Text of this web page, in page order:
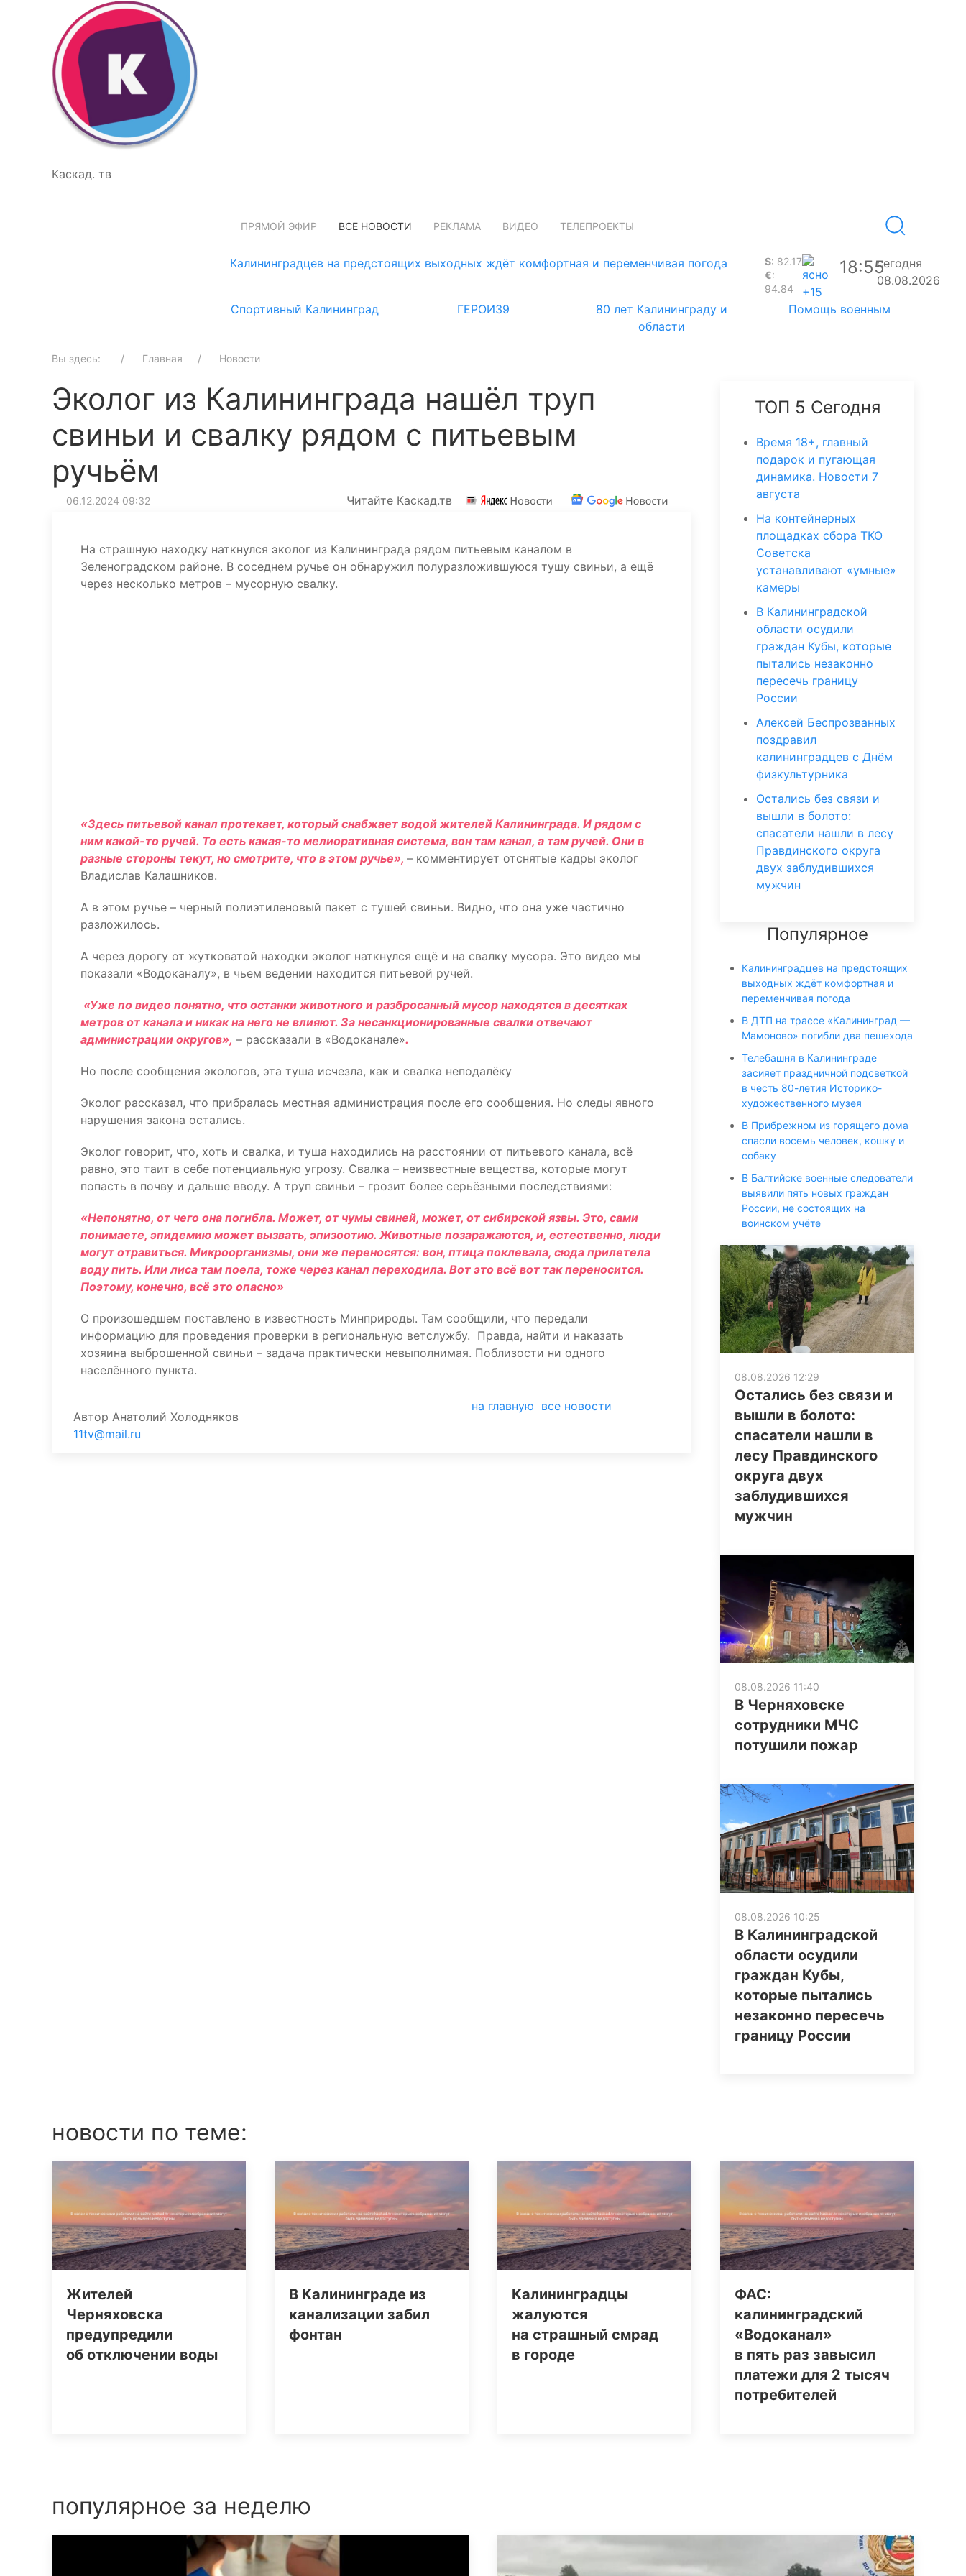
Каскад. тв
ПРЯМОЙ ЭФИР ВСЕ НОВОСТИ РЕКЛАМА ВИДЕО ТЕЛЕПРОЕКТЫ
Калининградцев на предстоящих выходных ждёт комфортная и переменчивая погода $: 82.17
€:
94.84
+15
18:55сегодня
08.08.2026
Спортивный Калининград
ГЕРОИ39
80 лет Калининграду и
области
Помощь военным
Вы здесь: Главная Новости
Эколог из Калининграда нашёл труп
свиньи и свалку рядом с питьевым
ручьём
06.12.2024 09:32 Читайте Каскад.тв
На страшную находку наткнулся эколог из Калининграда рядом питьевым каналом в
Зеленоградском районе. В соседнем ручье он обнаружил полуразложившуюся тушу свиньи, а ещё
через несколько метров – мусорную свалку.
«Здесь питьевой канал протекает, который снабжает водой жителей Калининграда. И рядом с
ним какой-то ручей. То есть какая-то мелиоративная система, вон там канал, а там ручей. Они в
разные стороны текут, но смотрите, что в этом ручье», – комментирует отснятые кадры эколог
Владислав Калашников.
А в этом ручье – черный полиэтиленовый пакет с тушей свиньи. Видно, что она уже частично
разложилось.
А через дорогу от жутковатой находки эколог наткнулся ещё и на свалку мусора. Это видео мы
показали «Водоканалу», в чьем ведении находится питьевой ручей.
«Уже по видео понятно, что останки животного и разбросанный мусор находятся в десятках
метров от канала и никак на него не влияют. За несанкционированные свалки отвечают
администрации округов», – рассказали в «Водоканале».
Но после сообщения экологов, эта туша исчезла, как и свалка неподалёку
Эколог рассказал, что прибралась местная администрация после его сообщения. Но следы явного
нарушения закона остались.
Эколог говорит, что, хоть и свалка, и туша находились на расстоянии от питьевого канала, всё
равно, это таит в себе потенциальную угрозу. Свалка – неизвестные вещества, которые могут
попасть в почву и дальше вводу. А труп свиньи – грозит более серьёзными последствиями:
«Непонятно, от чего она погибла. Может, от чумы свиней, может, от сибирской язвы. Это, сами
понимаете, эпидемию может вызвать, эпизоотию. Животные позаражаются, и, естественно, люди
могут отравиться. Микроорганизмы, они же переносятся: вон, птица поклевала, сюда прилетела
воду пить. Или лиса там поела, тоже через канал переходила. Вот это всё вот так переносится.
Поэтому, конечно, всё это опасно»
О произошедшем поставлено в известность Минприроды. Там сообщили, что передали
информацию для проведения проверки в региональную ветслужбу. Правда, найти и наказать
хозяина выброшенной свиньи – задача практически невыполнимая. Поблизости ни одного
населённого пункта.
Автор Анатолий Холодняков
11tv@mail.ru
на главную все новости
ТОП 5 Сегодня
Время 18+, главный
подарок и пугающая
динамика. Новости 7
августа
На контейнерных
площадках сбора ТКО
Советска
устанавливают «умные»
камеры
В Калининградской
области осудили
граждан Кубы, которые
пытались незаконно
пересечь границу
России
Алексей Беспрозванных
поздравил
калининградцев с Днём
физкультурника
Остались без связи и
вышли в болото:
спасатели нашли в лесу
Правдинского округа
двух заблудившихся
мужчин
Популярное
Калининградцев на предстоящих
выходных ждёт комфортная и
переменчивая погода
В ДТП на трассе «Калининград —
Мамоново» погибли два пешехода
Телебашня в Калининграде
засияет праздничной подсветкой
в честь 80-летия Историко-
художественного музея
В Прибрежном из горящего дома
спасли восемь человек, кошку и
собаку
В Балтийске военные следователи
выявили пять новых граждан
России, не состоящих на
воинском учёте
08.08.2026 12:29
Остались без связи и
вышли в болото:
спасатели нашли в
лесу Правдинского
округа двух
заблудившихся
мужчин
08.08.2026 11:40
В Черняховске
сотрудники МЧС
потушили пожар
08.08.2026 10:25
В Калининградской
области осудили
граждан Кубы,
которые пытались
незаконно пересечь
границу России
новости по теме:
Жителей
Черняховска
предупредили
об отключении воды
В Калининграде из
канализации забил
фонтан
Калининградцы
жалуются
на страшный смрад
в городе
ФАС:
калининградский
«Водоканал»
в пять раз завысил
платежи для 2 тысяч
потребителей
популярное за неделю